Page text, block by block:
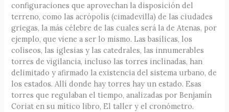
configuraciones que aprovechan la disposición del
terreno, como las acrópolis (cimadevilla) de las ciudades
griegas, la más célebre de las cuales será la de Atenas, por
ejemplo, que viene a ser lo mismo. Las basílicas, los
coliseos, las iglesias y las catedrales, las innumerables
torres de vigilancia, incluso las torres inclinadas, han
delimitado y afirmado la existencia del sistema urbano, de
los estados. Allí donde hay torres hay un estado. Esas
torres que regulaban el tiempo, analizadas por Benjamín
Coriat en su mítico libro, El taller y el cronómetro.